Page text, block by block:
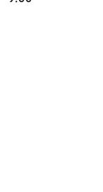
Cena: